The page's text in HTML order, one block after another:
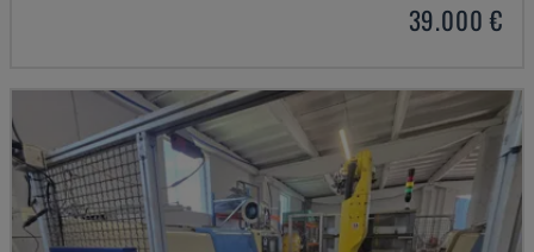
39.000 €